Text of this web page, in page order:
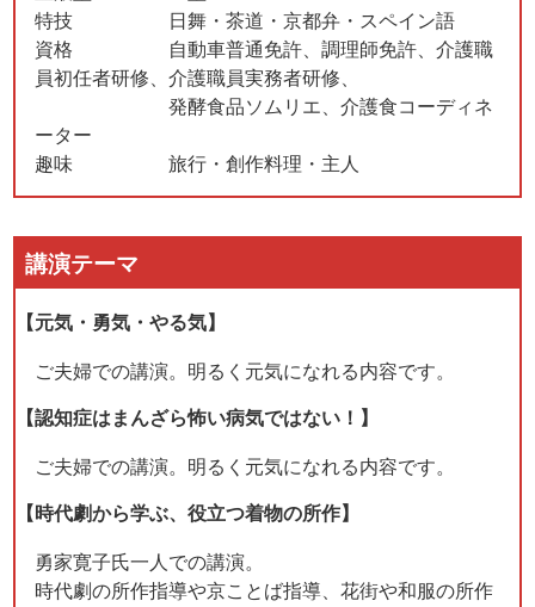
特技 日舞・茶道・京都弁・スペイン語
資格 自動車普通免許、調理師免許、介護職
員初任者研修、介護職員実務者研修、
発酵食品ソムリエ、介護食コーディネ
ーター
趣味 旅行・創作料理・主人
講演テーマ
【元気・勇気・やる気】
ご夫婦での講演。明るく元気になれる内容です。
【認知症はまんざら怖い病気ではない！】
ご夫婦での講演。明るく元気になれる内容です。
【時代劇から学ぶ、役立つ着物の所作】
勇家寛子氏一人での講演。
時代劇の所作指導や京ことば指導、花街や和服の所作